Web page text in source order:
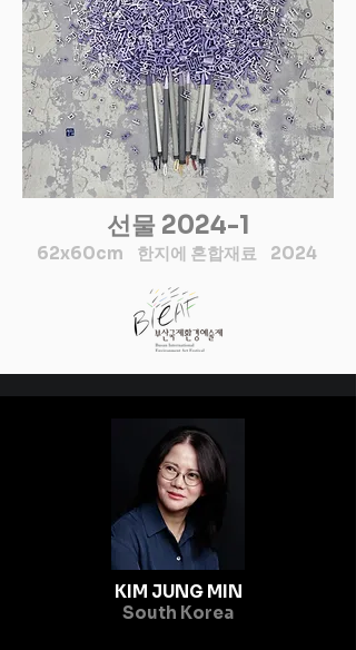
소망은 의도의 에너지와 긍정적인 변화의 약속을
담고 밤하늘로 솟아오릅니다. “달달 무슨 달” 테
마전을 통해 달이 인간 정신의 끊임없이 변화하는
풍경에 대한 은유가 되는 이 천상의 여정에 여러
분을 초대합니다. 달 그림을 바라보며 빛과 그림
자를 모두 품은 음양에서 위로를 얻고, 달에 대한
소망이 조화롭고 풍요로운 마음의 길을 열어주기
를 바랍니다. 당신의 예술 여행이 달의 마법과 내
부와 그 너머의 심오한 아름다움을 축하하는 데서
달의 안부로, 달을 닮은 일러스트레이터 [김종대]
로 구현하고 있다.
원은 시각적 특수성의 우수함을 지닌 조형체로서
원의 내재된 의미도 우리생활과 밀접한 관계 속에
있으며 의미의 확대 속에서는 환(丸), 구(球), 나선
(螺旋)형을 형태에 맞게 작품에 응용하는데 김종
대 작가는 이를 기의적으로 혹은 기표적으로 표현
하여 상징 자체가 주관성에 의해 침투된 객체성으
로 작품 전체로서의 구성을 하는 능력의 소유자
다. 또한 작가로서의 다의성이나 일반적인 감상자
가 해석 할 수 있는 해석의 가변성을 넓혀 주고 있
다. 다시 해석하면 그의 작품은 애매성이 없으며
테일(동화)화 되어진 일러스트이며 근본적으로 개
객관성이란 일반론적으로 자유영혼의 영역이라
기보다는 현대인의 논리적 영역이다. 필경 우리는
이제 그의 작품을 곰곰이 감상해 보자.
대상의 주체는 섬약하리만치 예민하게 공간 구성
을 하고 있다. 그가 즐겨하는 달과 토끼의 구성이
나 구도에서 바탕은 꽉 채워지지 않고 남겨진 공
간, 여백, 필드를 절묘하게 살리고 있다. 이렇게 그
는 평소 작업할 때 모든 디테일을 몰아넣지 않고
가장 표편적인 구성요소부터 시작하여 구체적 부
분으로 진행시킨다. 표현 재료에 구애 받지 않으
며 카피조차 생략함 속에서 감상자와 작가의 절대
자유적 속성에서 커뮤니케이션 시킨다. 누구보다
가인재DB등록(인사혁신처) / 부산국제디자인어
워드, 부산산업디자인전람회, 부산미술대전,
KDC전국대학(원)생 디자인대전, 부산옥외광고대
상전, 제51회대한민국공예품대전 부산대회 등
심사위원 역임, 국립수산과학원, 조달청 등 정부
지방·기관,단체의 관공서 및 기업체 제안서평가
위원 심사 수십여 회
1회 개인전(중국,텐진), 2회 초대개인전(부산,부
미아트홀), 3회 초대개인전(부산,갤러리화인),
4회 초대개인전(부산,이젤갤러리), 부산미술대
전, 부산국제디자인어워드 초대작가전 외 155여
경남산업디자인전람회추천작가, (사)부산미술대
전, (재)부산국제디자인어워드, (재)부산국제디자
인제, (사)한국시각디자이너(KDC)협회 초대작가
(사)부산미협디자인분과, 한국시각디자이너
(KDC)협회, (사)한국해양디자인기술연구원 이사
(사)부산국제디자인제운영위원회, (사)부산시각
디자인협회, (사)부산옥외광고협의회운영위원회
대한민국디자인공로대상, 2019 THE BEST OF
DESIGNER, 제9회올해의 청년작가상, 부산미술
대전대상 외 디자인공모전 230여회 수상
선물 2024-1
62x60cm 한지에 혼합재료 2024
KIM JUNG MIN
South Korea